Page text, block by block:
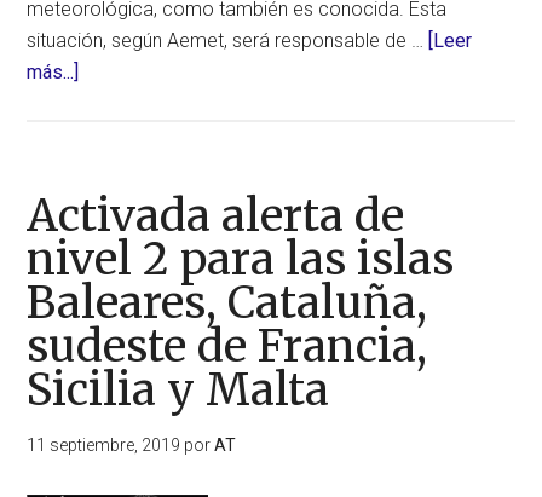
meteorológica, como también es conocida. Esta
situación, según Aemet, será responsable de … [Leer
más...]
Agencia
de
Meteorología
prevé
la
formación
de
DANA
Activada alerta de
nivel 2 para las islas
Baleares, Cataluña,
sudeste de Francia,
Sicilia y Malta
11 septiembre, 2019 porAT